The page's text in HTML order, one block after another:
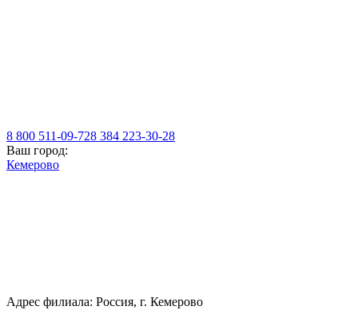
8 800 511-09-728 384 223-30-28
Ваш город:
Кемерово
Адрес филиала: Россия, г. Кемерово